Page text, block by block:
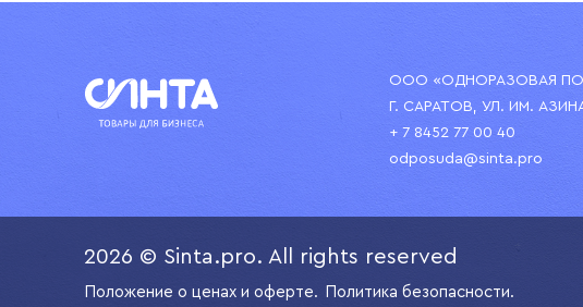
ООО «ОДНОРАЗОВАЯ
Г. САРАТОВ, УЛ. ИМ.
+ 7 8452 77 00 40
odposuda@sinta.pro
2026 © Sinta.pro. All rights reserved
Положение о ценах и оферте. Политика безопасности.